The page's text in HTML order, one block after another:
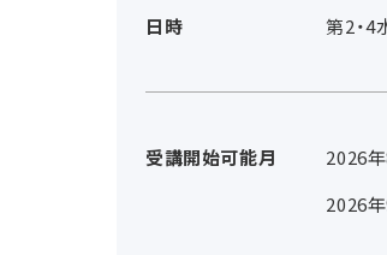
日時 第2・
受講開始可能月
2026
2026